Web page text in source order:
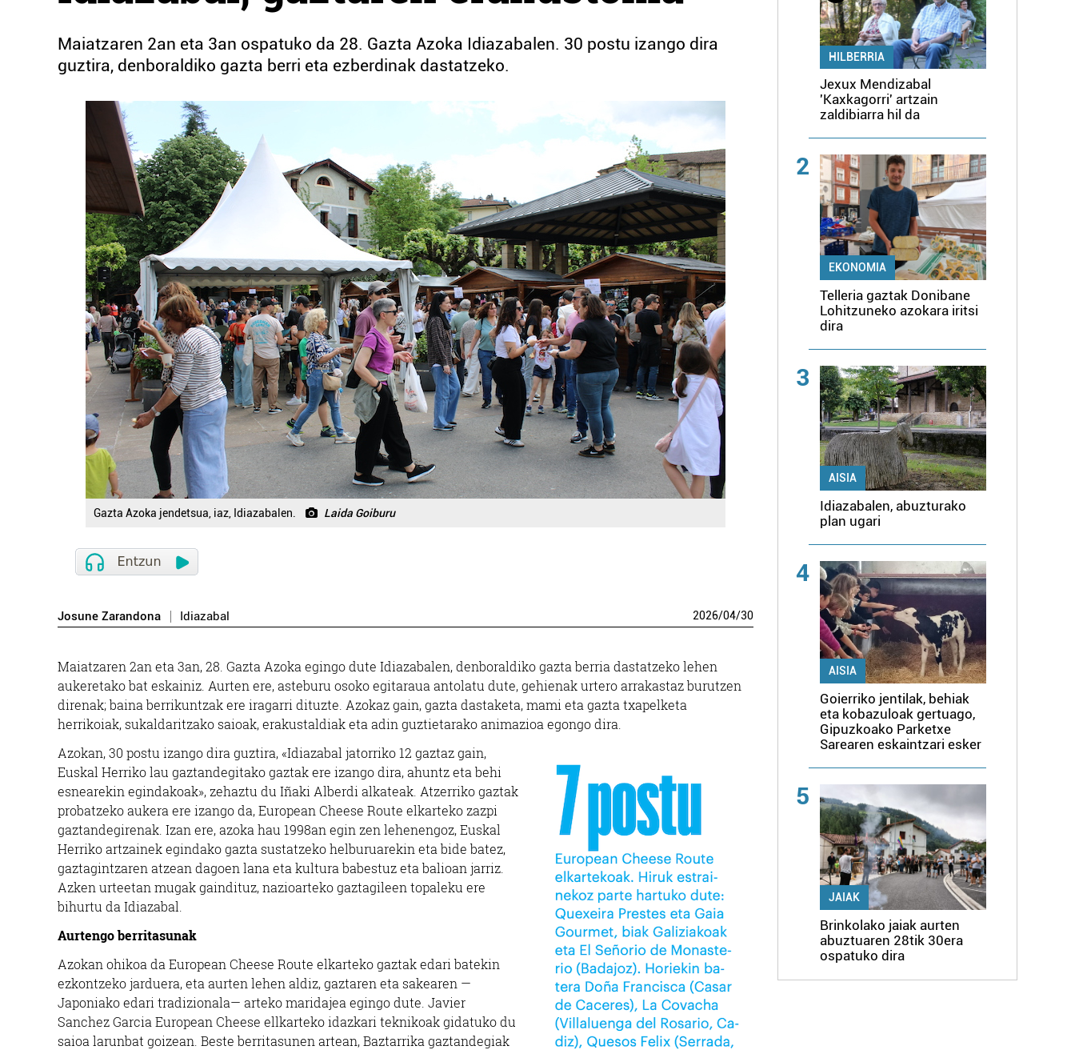
Maiatzaren 2an eta 3an ospatuko da 28. Gazta Azoka Idiazabalen. 30 postu izango dira
guztira, denboraldiko gazta berri eta ezberdinak dastatzeko.
Gazta Azoka jendetsua, iaz, Idiazabalen. Laida Goiburu
Josune Zarandona Idiazabal 2026/04/30
Maiatzaren 2an eta 3an, 28. Gazta Azoka egingo dute Idiazabalen, denboraldiko gazta berria dastatzeko lehen
aukeretako bat eskainiz. Aurten ere, asteburu osoko egitaraua antolatu dute, gehienak urtero arrakastaz burutzen
direnak; baina berrikuntzak ere iragarri dituzte. Azokaz gain, gazta dastaketa, mami eta gazta txapelketa
herrikoiak, sukaldaritzako saioak, erakustaldiak eta adin guztietarako animazioa egongo dira.
Azokan, 30 postu izango dira guztira, «Idiazabal jatorriko 12 gaztaz gain,
Euskal Herriko lau gaztandegitako gaztak ere izango dira, ahuntz eta behi
esnearekin egindakoak», zehaztu du Iñaki Alberdi alkateak. Atzerriko gaztak
probatzeko aukera ere izango da, European Cheese Route elkarteko zazpi
gaztandegirenak. Izan ere, azoka hau 1998an egin zen lehenengoz, Euskal
Herriko artzainek egindako gazta sustatzeko helburuarekin eta bide batez,
gaztagintzaren atzean dagoen lana eta kultura babestuz eta balioan jarriz.
Azken urteetan mugak gaindituz, nazioarteko gaztagileen topaleku ere
bihurtu da Idiazabal.
Aurtengo berritasunak
Azokan ohikoa da European Cheese Route elkarteko gaztak edari batekin
ezkontzeko jarduera, eta aurten lehen aldiz, gaztaren eta sakearen —
Japoniako edari tradizionala— arteko maridajea egingo dute. Javier
Sanchez Garcia European Cheese ellkarteko idazkari teknikoak gidatuko du
saioa larunbat goizean. Beste berritasunen artean, Baztarrika gaztandegiak
HILBERRIA
Jexux Mendizabal
'Kaxkagorri' artzain
zaldibiarra hil da
2
EKONOMIA
Telleria gaztak Donibane
Lohitzuneko azokara iritsi
dira
3
AISIA
Idiazabalen, abuzturako
plan ugari
4
AISIA
Goierriko jentilak, behiak
eta kobazuloak gertuago,
Gipuzkoako Parketxe
Sarearen eskaintzari esker
5
JAIAK
Brinkolako jaiak aurten
abuztuaren 28tik 30era
ospatuko dira